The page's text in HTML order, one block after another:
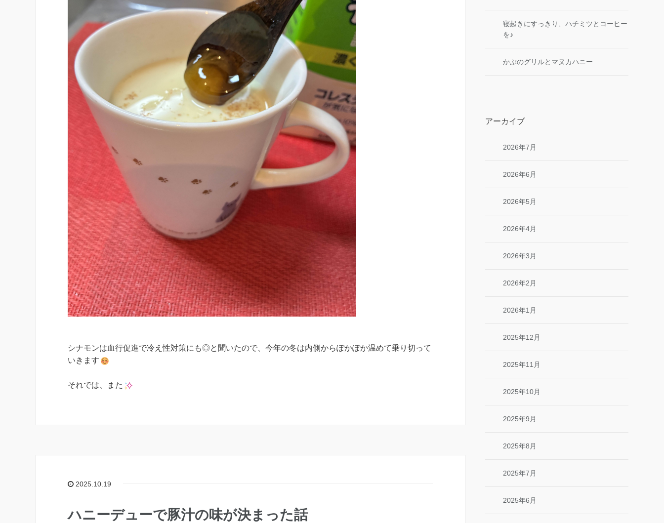
シナモンは血行促進で冷え性対策にも◎と聞いたので、今年の冬は内側からぽかぽか温めて乗り切って
いきます
それでは、また
2025.10.19
ハニーデューで豚汁の味が決まった話
寝起きにすっきり、ハチミツとコーヒー
を♪
かぶのグリルとマヌカハニー
アーカイブ
2026年7月
2026年6月
2026年5月
2026年4月
2026年3月
2026年2月
2026年1月
2025年12月
2025年11月
2025年10月
2025年9月
2025年8月
2025年7月
2025年6月